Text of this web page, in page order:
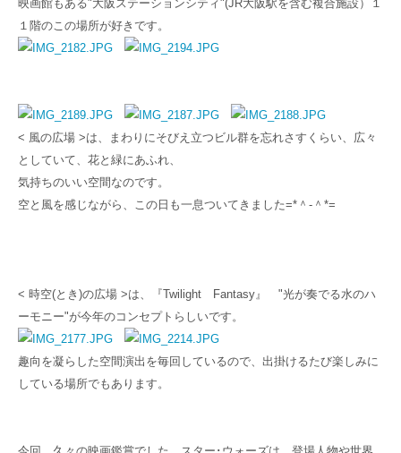
映画館もある"大阪ステーションシティ"(JR大阪駅を含む複合施設）１
１階のこの場所が好きです。
< 風の広場 >は、まわりにそびえ立つビル群を忘れさすくらい、広々
としていて、花と緑にあふれ、
気持ちのいい空間なのです。
空と風を感じながら、この日も一息ついてきました=*＾-＾*=
< 時空(とき)の広場 >は、『Twilight Fantasy』 "光が奏でる水のハ
ーモニー"が今年のコンセプトらしいです。
趣向を凝らした空間演出を毎回しているので、出掛けるたび楽しみに
している場所でもあります。